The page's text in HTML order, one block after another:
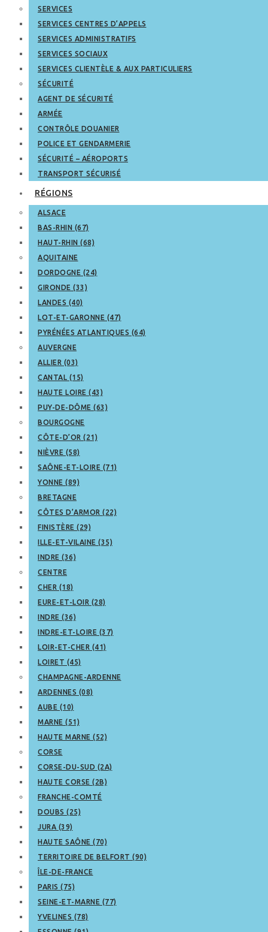
SERVICES
SERVICES CENTRES D’APPELS
SERVICES ADMINISTRATIFS
SERVICES SOCIAUX
SERVICES CLIENTÈLE & AUX PARTICULIERS
SÉCURITÉ
AGENT DE SÉCURITÉ
ARMÉE
CONTRÔLE DOUANIER
POLICE ET GENDARMERIE
SÉCURITÉ – AÉROPORTS
TRANSPORT SÉCURISÉ
RÉGIONS
ALSACE
BAS-RHIN (67)
HAUT-RHIN (68)
AQUITAINE
DORDOGNE (24)
GIRONDE (33)
LANDES (40)
LOT-ET-GARONNE (47)
PYRÉNÉES ATLANTIQUES (64)
AUVERGNE
ALLIER (03)
CANTAL (15)
HAUTE LOIRE (43)
PUY-DE-DÔME (63)
BOURGOGNE
CÔTE-D’OR (21)
NIÈVRE (58)
SAÔNE-ET-LOIRE (71)
YONNE (89)
BRETAGNE
CÔTES D’ARMOR (22)
FINISTÈRE (29)
ILLE-ET-VILAINE (35)
INDRE (36)
CENTRE
CHER (18)
EURE-ET-LOIR (28)
INDRE (36)
INDRE-ET-LOIRE (37)
LOIR-ET-CHER (41)
LOIRET (45)
CHAMPAGNE-ARDENNE
ARDENNES (08)
AUBE (10)
MARNE (51)
HAUTE MARNE (52)
CORSE
CORSE-DU-SUD (2A)
HAUTE CORSE (2B)
FRANCHE-COMTÉ
DOUBS (25)
JURA (39)
HAUTE SAÔNE (70)
TERRITOIRE DE BELFORT (90)
ÎLE-DE-FRANCE
PARIS (75)
SEINE-ET-MARNE (77)
YVELINES (78)